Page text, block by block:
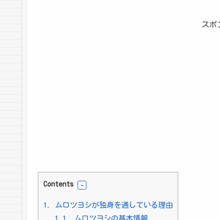
スポ
Contents
1.
ムロツヨシが独身を通している理由
1.1.
ムロツヨシの基本情報